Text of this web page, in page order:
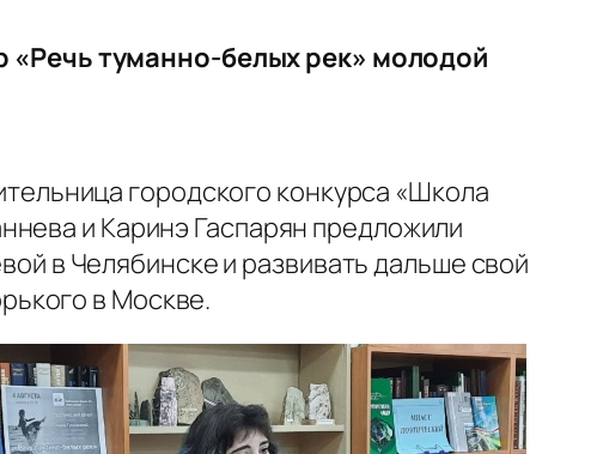
«Речь туманно-белых рек» молодой
городского конкурса «Школа
и Каринэ Гаспарян предложили
в Челябинске и развивать дальше свой
в Москве.